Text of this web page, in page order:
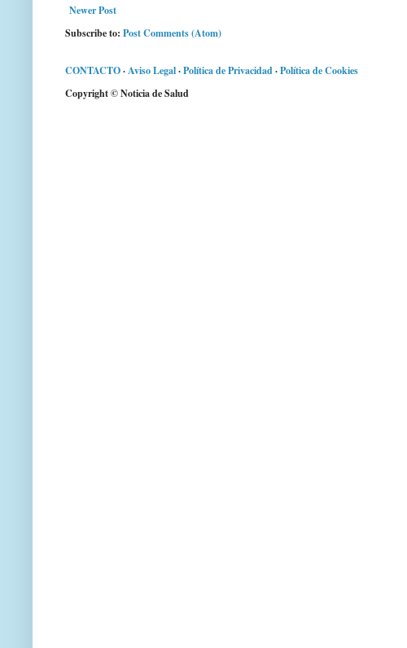
Newer Post
Subscribe to: Post Comments (Atom)
CONTACTO·Aviso Legal·Política de Privacidad·Política de Cookies
Copyright © Noticia de Salud